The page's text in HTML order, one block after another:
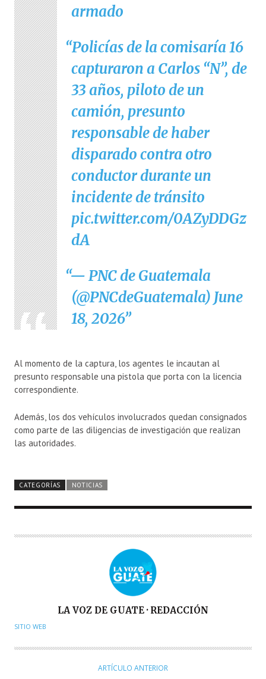
armado
Policías de la comisaría 16
capturaron a Carlos “N”, de
33 años, piloto de un
camión, presunto
responsable de haber
disparado contra otro
conductor durante un
incidente de tránsito
pic.twitter.com/0AZyDDGz
dA
— PNC de Guatemala
(@PNCdeGuatemala) June
18, 2026
Al momento de la captura, los agentes le incautan al
presunto responsable una pistola que porta con la licencia
correspondiente.
Además, los dos vehículos involucrados quedan consignados
como parte de las diligencias de investigación que realizan
las autoridades.
CATEGORÍAS NOTICIAS
U
O
LA VOZ DE GUATE · REDACCIÓN
SITIO WEB
ARTÍCULO ANTERIOR